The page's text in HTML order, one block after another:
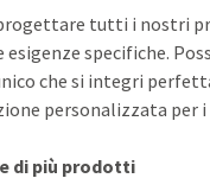
tutti i nostri
specifiche.
che si integri
personalizzata per
di più prodotti